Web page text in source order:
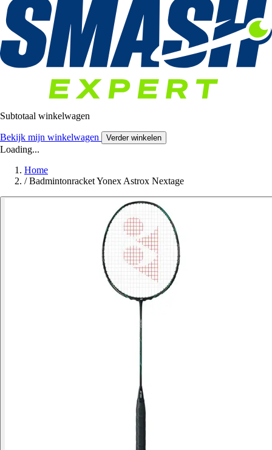
Subtotaal winkelwagen
Bekijk mijn winkelwagen Verder winkelen
Loading...
Home
/ Badmintonracket Yonex Astrox Nextage